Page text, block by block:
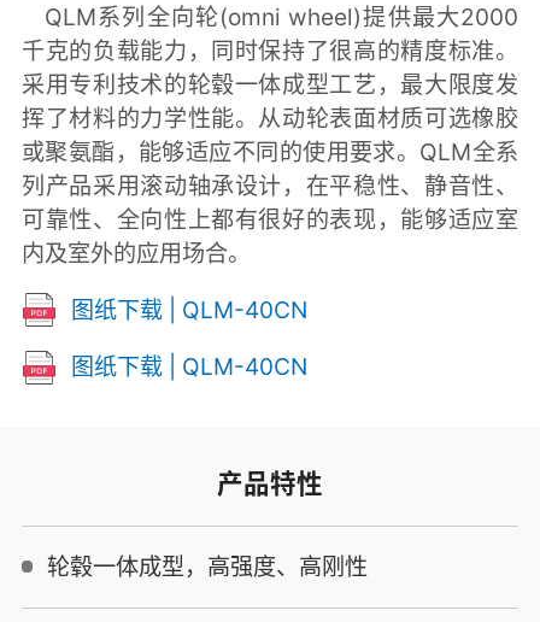
QLM系列全向轮(omni wheel)提供最大2000
千克的负载能力，同时保持了很高的精度标准。
采用专利技术的轮毂一体成型工艺，最大限度发
挥了材料的力学性能。从动轮表面材质可选橡胶
或聚氨酯，能够适应不同的使用要求。QLM全系
列产品采用滚动轴承设计，在平稳性、静音性、
可靠性、全向性上都有很好的表现，能够适应室
内及室外的应用场合。
图纸下载 | QLM-40CN
图纸下载 | QLM-40CN
产品特性
轮毂一体成型，高强度、高刚性